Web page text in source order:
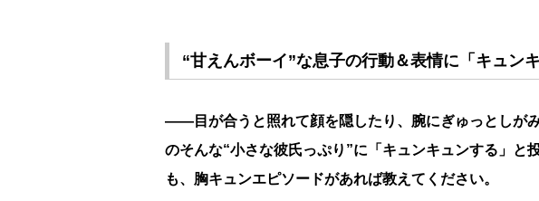
“甘えんボーイ”な息子の行動＆表情に「キュン
――目が合うと照れて顔を隠したり、腕にぎゅっとしが
のそんな“小さな彼氏っぷり”に「キュンキュンする」と
も、胸キュンエピソードがあれば教えてください。